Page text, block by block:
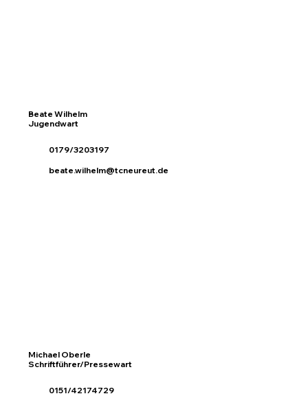
Beate Wilhelm
Jugendwart
0179/3203197
beate.wilhelm@tcneureut.de
Michael Oberle
Schriftführer/Pressewart
0151/42174729